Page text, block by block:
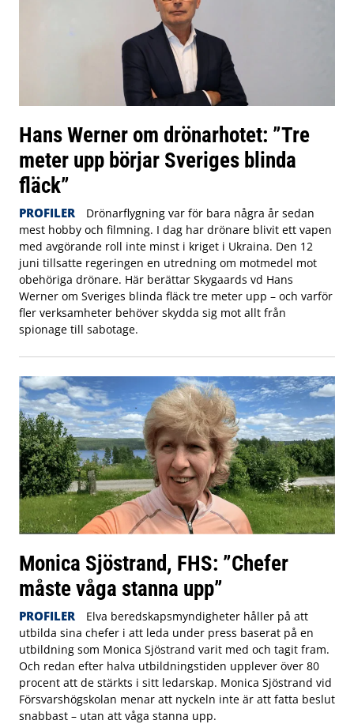
Hans Werner om drönarhotet: ”Tre
meter upp börjar Sveriges blinda
fläck”
PROFILER
Drönarflygning var för bara några år sedan
mest hobby och filmning. I dag har drönare blivit ett vapen
med avgörande roll inte minst i kriget i Ukraina. Den 12
juni tillsatte regeringen en utredning om motmedel mot
obehöriga drönare. Här berättar Skygaards vd Hans
Werner om Sveriges blinda fläck tre meter upp – och varför
fler verksamheter behöver skydda sig mot allt från
spionage till sabotage.
Monica Sjöstrand, FHS: ”Chefer
måste våga stanna upp”
PROFILER
Elva beredskapsmyndigheter håller på att
utbilda sina chefer i att leda under press baserat på en
utbildning som Monica Sjöstrand varit med och tagit fram.
Och redan efter halva utbildningstiden upplever över 80
procent att de stärkts i sitt ledarskap. Monica Sjöstrand vid
Försvarshögskolan menar att nyckeln inte är att fatta beslut
snabbast – utan att våga stanna upp.